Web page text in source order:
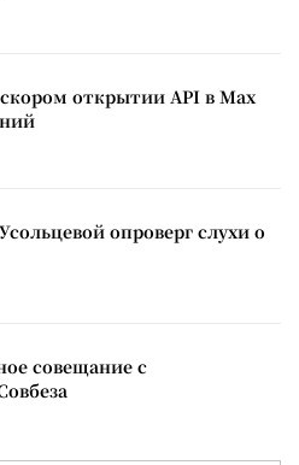
открытии API в Max
опроверг слухи о
совещание с